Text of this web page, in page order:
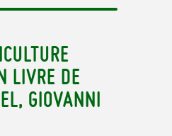
LIVRE DE
GIOVANNI